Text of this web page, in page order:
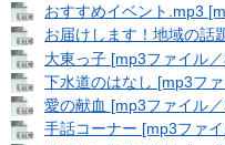
おすすめイベント.mp3
お届けします！地域の話
大東っ子 [mp3ファイル
下水道のはなし [mp3フ
愛の献血 [mp3ファイル
手話コーナー [mp3ファ